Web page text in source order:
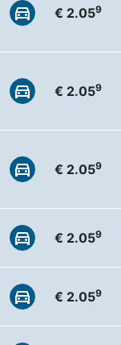
€ 2.059
€ 2.059
€ 2.059
€ 2.059
€ 2.059